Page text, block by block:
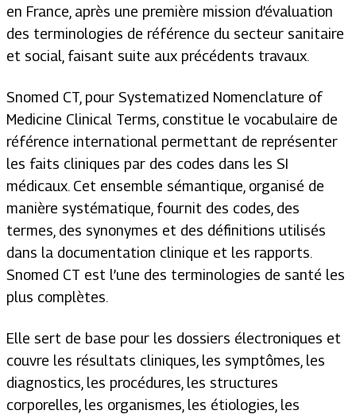
en France, après une première mission d’évaluation
des terminologies de référence du secteur sanitaire
et social, faisant suite aux précédents travaux.
Snomed CT, pour Systematized Nomenclature of
Medicine Clinical Terms , constitue le vocabulaire de
référence international permettant de représenter
les faits cliniques par des codes dans les SI
médicaux. Cet ensemble sémantique, organisé de
manière systématique, fournit des codes, des
termes, des synonymes et des définitions utilisés
dans la documentation clinique et les rapports.
Snomed CT est l’une des terminologies de santé les
plus complètes.
Elle sert de base pour les dossiers électroniques et
couvre les résultats cliniques, les symptômes, les
diagnostics, les procédures, les structures
corporelles, les organismes, les étiologies, les